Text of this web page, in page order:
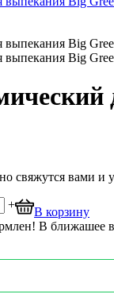
свяжутся вами и
+
В корзину
В ближашее